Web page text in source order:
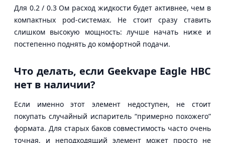
Для 0.2 / 0.3 Ом расход жидкости будет активнее, чем в
компактных pod-системах. Не стоит сразу ставить
слишком высокую мощность: лучше начать ниже и
постепенно поднять до комфортной подачи.
Что делать, если Geekvape Eagle HBC
нет в наличии?
Если именно этот элемент недоступен, не стоит
покупать случайный испаритель “примерно похожего”
формата. Для старых баков совместимость часто очень
точная, и неподходящий элемент может просто не